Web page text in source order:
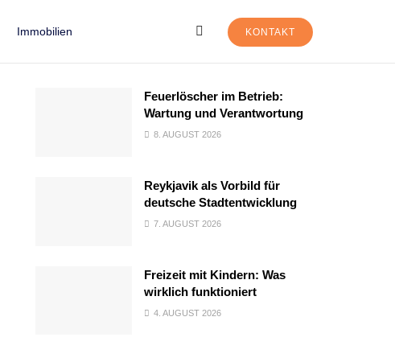
Immobilien KONTAKT
Feuerlöscher im Betrieb:
Wartung und Verantwortung
8. AUGUST 2026
Reykjavik als Vorbild für
deutsche Stadtentwicklung
7. AUGUST 2026
Freizeit mit Kindern: Was
wirklich funktioniert
4. AUGUST 2026